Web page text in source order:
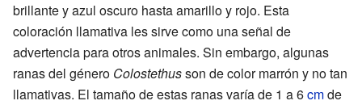
brillante y azul oscuro hasta amarillo y rojo. Esta
coloración llamativa les sirve como una señal de
advertencia para otros animales. Sin embargo, algunas
ranas del género Colostethusson de color marrón y no tan
llamativas. El tamaño de estas ranas varía de 1 a 6cmde